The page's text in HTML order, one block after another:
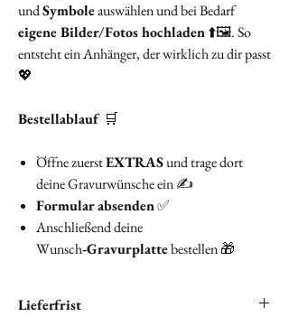
undSymboleauswählen und bei Bedarf
eigene Bilder/Fotos hochladen⬆️🖼️. So
entsteht ein Anhänger, der wirklich zu dir passt
💖
Bestellablauf 🛒
Öffne zuerstEXTRASund trage dort
deine Gravurwünsche ein ✍️
Formular absenden✅
Anschließend deine
Wunsch‑Gravurplattebestellen 🎁
Lieferfrist